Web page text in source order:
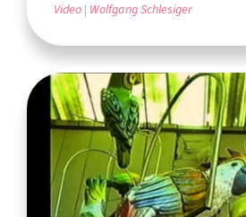
Video Wolfgang Schlesiger